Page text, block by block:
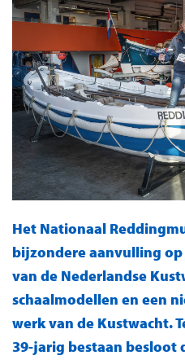
Het Nationaal
bijzondere aanvulling
van de Nederlandse
schaalmodellen en een
werk van de Kustwacht.
39-jarig bestaan besloot